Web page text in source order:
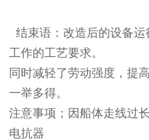
结束语：改造后的设备
工作的工艺要求。
同时减轻了劳动强度，提
一举多得。
注意事项；因船体走线过
电抗器